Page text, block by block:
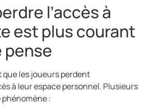
l’accès à
est plus courant
pense
les joueurs perdent
à leur espace personnel. Plusieurs
: